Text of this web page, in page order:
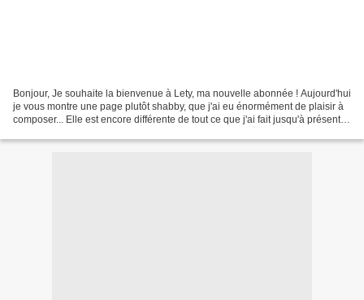
Bonjour, Je souhaite la bienvenue à Lety, ma nouvelle abonnée ! Aujourd'hui
je vous montre une page plutôt shabby, que j'ai eu énormément de plaisir à
composer... Elle est encore différente de tout ce que j'ai fait jusqu'à présent.